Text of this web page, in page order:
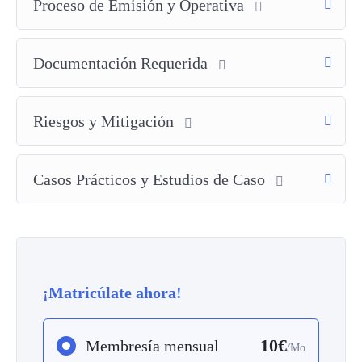
los términos del crédito.
riesgos asociados con créditos documentarios.
reales y situaciones prácticas para aplicar los
conocimientos adquiridos.
Proceso de Emisión y Operativa
Documentación Requerida
Riesgos y Mitigación
Casos Prácticos y Estudios de Caso
¡Matricúlate ahora!
Membresía mensual 10€/Mo